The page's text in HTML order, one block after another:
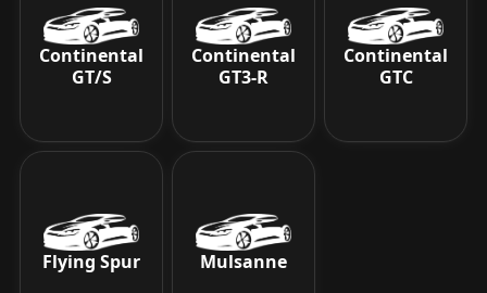
Continental
GT/S
Continental
GT3-R
Continental
GTC
Flying Spur Mulsanne